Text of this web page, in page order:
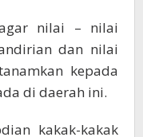
nilai – nilai
dan nilai
kepada
di daerah ini.
kakak-kakak